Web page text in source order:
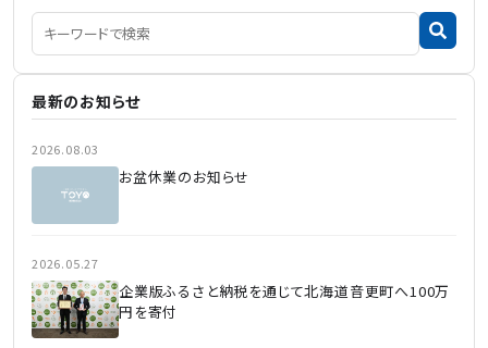
最新のお知らせ
2026.08.03
お盆休業のお知らせ
2026.05.27
企業版ふるさと納税を通じて北海道音更町へ100万
円を寄付